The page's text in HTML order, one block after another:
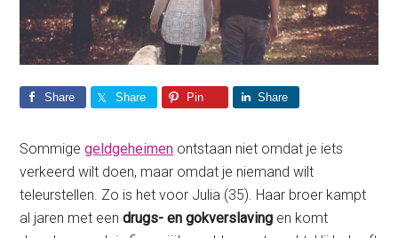
Share Share Pin Share
Sommigegeldgeheimen ontstaan niet omdat je iets
verkeerd wilt doen, maar omdat je niemand wilt
teleurstellen. Zo is het voor Julia (35). Haar broer kampt
al jaren met eendrugs- en gokverslaving en komt